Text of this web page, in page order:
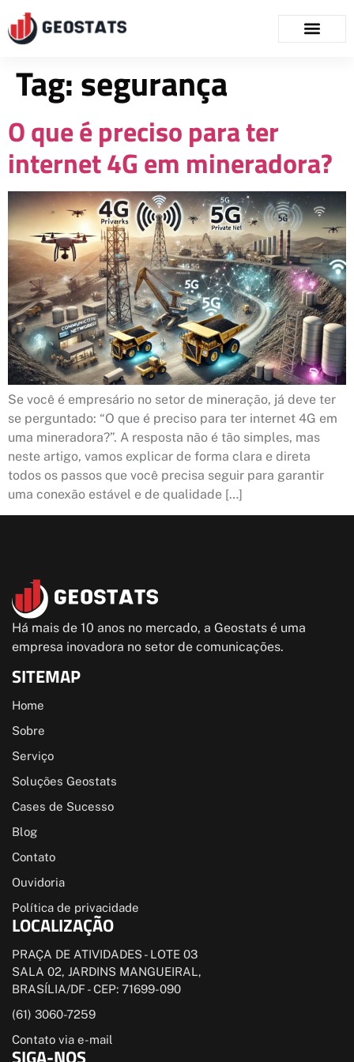
Tag:segurança
O que é preciso para ter
internet 4G em mineradora?
Se você é empresário no setor de mineração, já deve ter
se perguntado: “O que é preciso para ter internet 4G em
uma mineradora?”. A resposta não é tão simples, mas
neste artigo, vamos explicar de forma clara e direta
todos os passos que você precisa seguir para garantir
uma conexão estável e de qualidade […]
Há mais de 10 anos no mercado, a Geostats é uma
empresa inovadora no setor de comunicações.
SITEMAP
Home
Sobre
Serviço
Soluções Geostats
Cases de Sucesso
Blog
Contato
Ouvidoria
Política de privacidade
LOCALIZAÇÃO
PRAÇA DE ATIVIDADES - LOTE 03
SALA 02, JARDINS MANGUEIRAL,
BRASÍLIA/DF - CEP: 71699-090
(61) 3060-7259
Contato via e-mail